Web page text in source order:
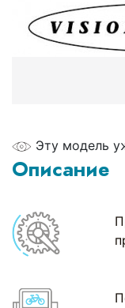
Эту модель
Описание